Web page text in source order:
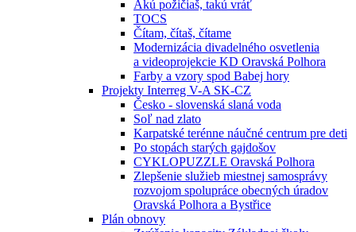
Akú požičiaš, takú vráť
TOCS
Čítam, čítaš, čítame
Modernizácia divadelného osvetlenia
a videoprojekcie KD Oravská Polhora
Farby a vzory spod Babej hory
Projekty Interreg V-A SK-CZ
Česko - slovenská slaná voda
Soľ nad zlato
Karpatské terénne náučné centrum pre deti
Po stopách starých gajdošov
CYKLOPUZZLE Oravská Polhora
Zlepšenie služieb miestnej samosprávy
rozvojom spolupráce obecných úradov
Oravská Polhora a Bystřice
Plán obnovy